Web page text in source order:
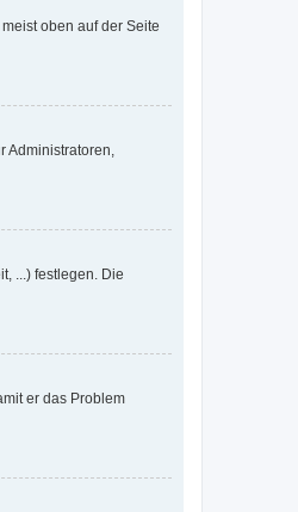
oben auf der Seite
...) festlegen. Die
er das Problem